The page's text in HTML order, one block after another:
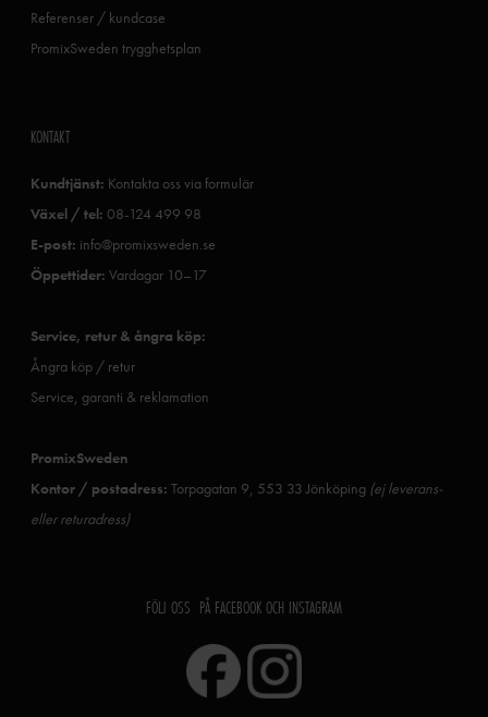
Referenser / kundcase
PromixSweden trygghetsplan
KONTAKT
Kundtjänst: Kontakta oss via formulär
Växel / tel: 08-124 499 98
E-post: info@promixsweden.se
Öppettider: Vardagar 10–17
Service, retur & ångra köp:
Ångra köp / retur
Service, garanti & reklamation
PromixSweden
Kontor / postadress: Torpagatan 9, 553 33 Jönköping (ej leverans-
eller returadress)
FÖLJ OSS PÅ FACEBOOK OCH INSTAGRAM